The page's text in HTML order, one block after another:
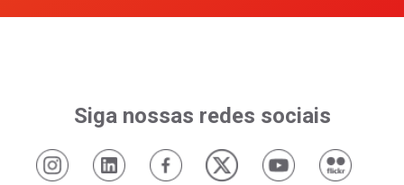
Siga nossas redes sociais